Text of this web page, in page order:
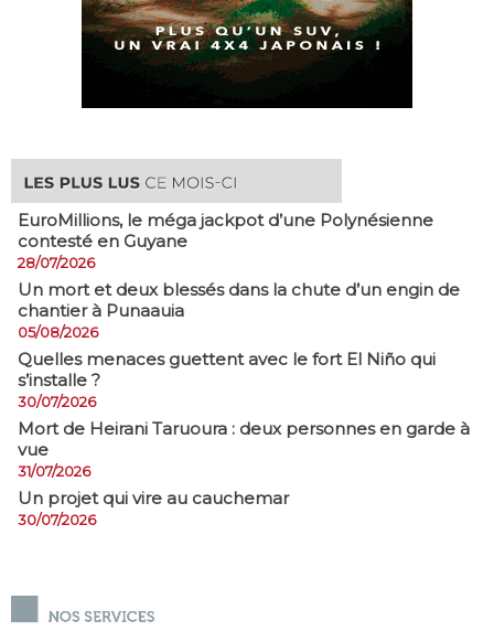
EuroMillions, ​le méga jackpot d’une Polynésienne
contesté en Guyane
28/07/2026
​Un mort et deux blessés dans la chute d’un engin de
chantier à Punaauia
05/08/2026
Quelles menaces guettent avec le fort El Niño qui
s’installe ?
30/07/2026
Mort de Heirani Taruoura : deux personnes en garde à
vue
31/07/2026
Un projet qui vire au cauchemar
30/07/2026